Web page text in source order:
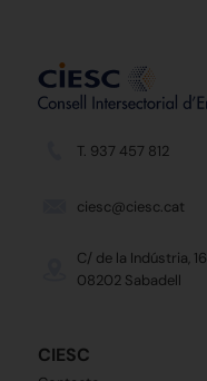
T. 937 457 812
ciesc@ciesc.cat
C/ de la Indústria, 16
08202 Sabadell
CIESC